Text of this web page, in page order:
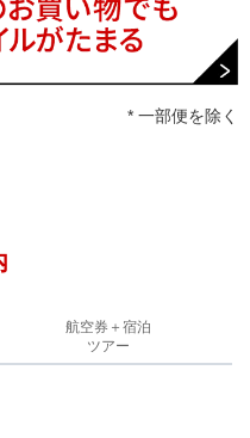
* 一部便を除く
航空券＋宿泊
ツアー